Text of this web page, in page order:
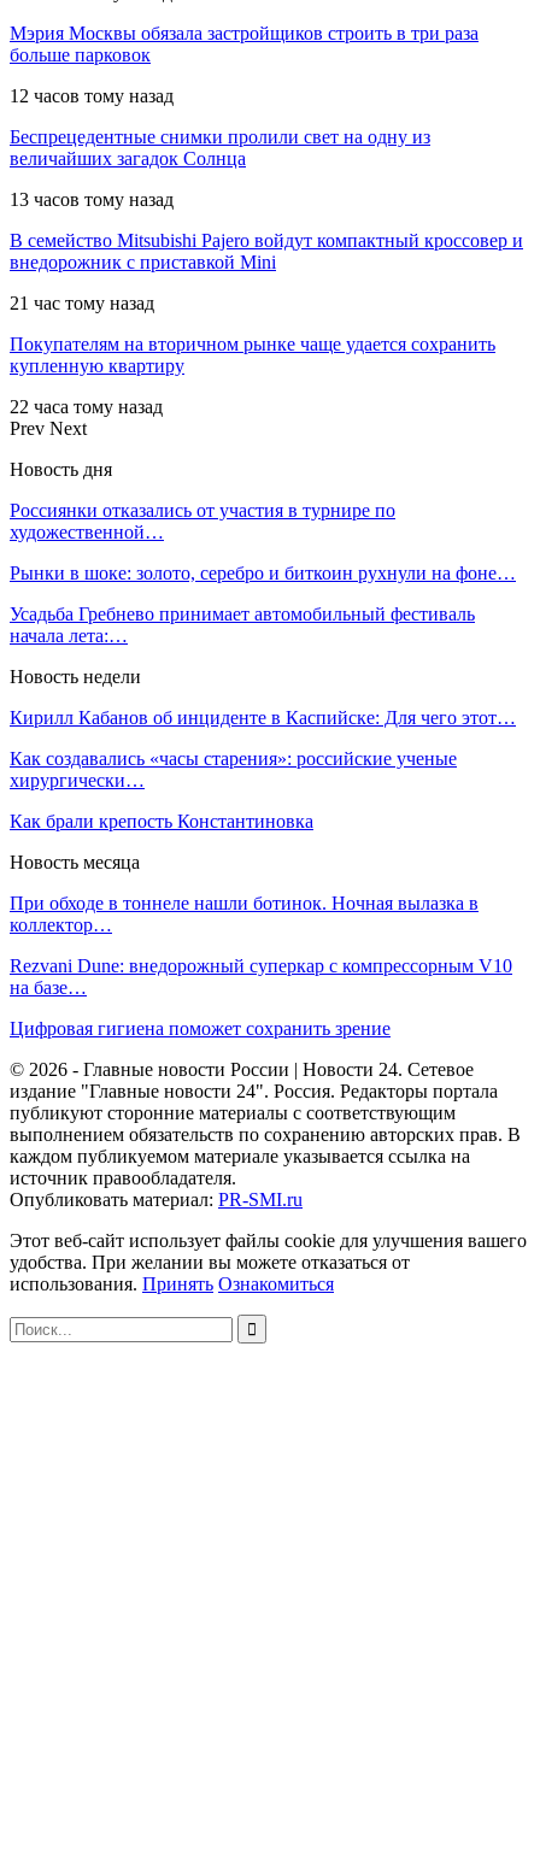
Мэрия Москвы обязала застройщиков строить в три раза
больше парковок
12 часов тому назад
Беспрецедентные снимки пролили свет на одну из
величайших загадок Солнца
13 часов тому назад
В семейство Mitsubishi Pajero войдут компактный кроссовер и
внедорожник с приставкой Mini
21 час тому назад
Покупателям на вторичном рынке чаще удается сохранить
купленную квартиру
22 часа тому назад
Prev Next
Новость дня
Россиянки отказались от участия в турнире по
художественной…
Рынки в шоке: золото, серебро и биткоин рухнули на фоне…
Усадьба Гребнево принимает автомобильный фестиваль
начала лета:…
Новость недели
Кирилл Кабанов об инциденте в Каспийске: Для чего этот…
Как создавались «часы старения»: российские ученые
хирургически…
Как брали крепость Константиновка
Новость месяца
При обходе в тоннеле нашли ботинок. Ночная вылазка в
коллектор…
Rezvani Dune: внедорожный суперкар с компрессорным V10
на базе…
Цифровая гигиена поможет сохранить зрение
© 2026 - Главные новости России | Новости 24. Сетевое
издание "Главные новости 24". Россия. Редакторы портала
публикуют сторонние материалы с соответствующим
выполнением обязательств по сохранению авторских прав. В
каждом публикуемом материале указывается ссылка на
источник правообладателя.
Опубликовать материал: PR-SMI.ru
Этот веб-сайт использует файлы cookie для улучшения вашего
удобства. При желании вы можете отказаться от
использования. Принять Ознакомиться